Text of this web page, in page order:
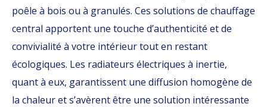
poêle à bois ou à granulés. Ces solutions de chauffage
central apportent une touche d’authenticité et de
convivialité à votre intérieur tout en restant
écologiques. Les radiateurs électriques à inertie,
quant à eux, garantissent une diffusion homogène de
la chaleur et s’avèrent être une solution intéressante